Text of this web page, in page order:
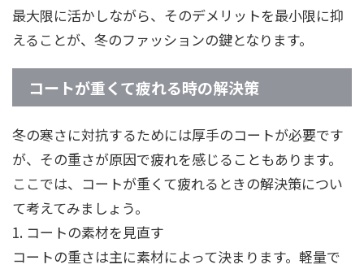
最大限に活かしながら、そのデメリットを最小限に抑
えることが、冬のファッションの鍵となります。
コートが重くて疲れる時の解決策
冬の寒さに対抗するためには厚手のコートが必要です
が、その重さが原因で疲れを感じることもあります。
ここでは、コートが重くて疲れるときの解決策につい
て考えてみましょう。
1. コートの素材を見直す
コートの重さは主に素材によって決まります。軽量で